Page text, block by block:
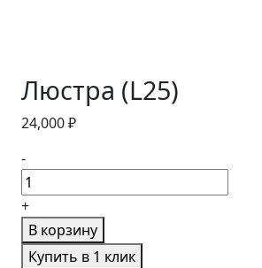
Люстра (L25)
24,000₽
-
+
В корзину
Купить в 1 клик